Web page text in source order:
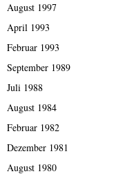
August 1997
April 1993
Februar 1993
September 1989
Juli 1988
August 1984
Februar 1982
Dezember 1981
August 1980